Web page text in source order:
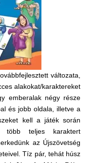
változata,
alakokat/karaktereket
emberalak négy része
és jobb oldala, illetve a
kell a játék során
több teljes karaktert
az Újszövetség
Tíz pár, tehát húsz